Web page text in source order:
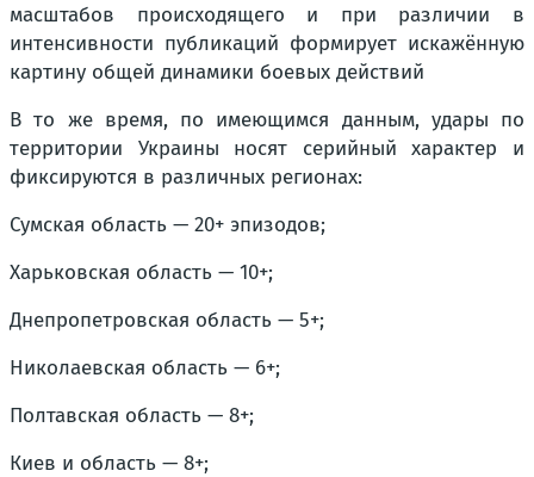
масштабов происходящего и при различии в
интенсивности публикаций формирует искажённую
картину общей динамики боевых действий
В то же время, по имеющимся данным, удары по
территории Украины носят серийный характер и
фиксируются в различных регионах:
Сумская область — 20+ эпизодов;
Харьковская область — 10+;
Днепропетровская область — 5+;
Николаевская область — 6+;
Полтавская область — 8+;
Киев и область — 8+;